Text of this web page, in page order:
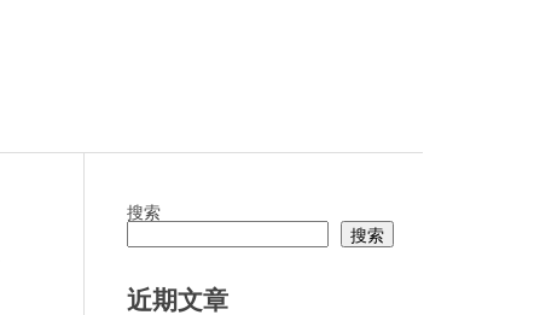
搜索
搜索
近期文章